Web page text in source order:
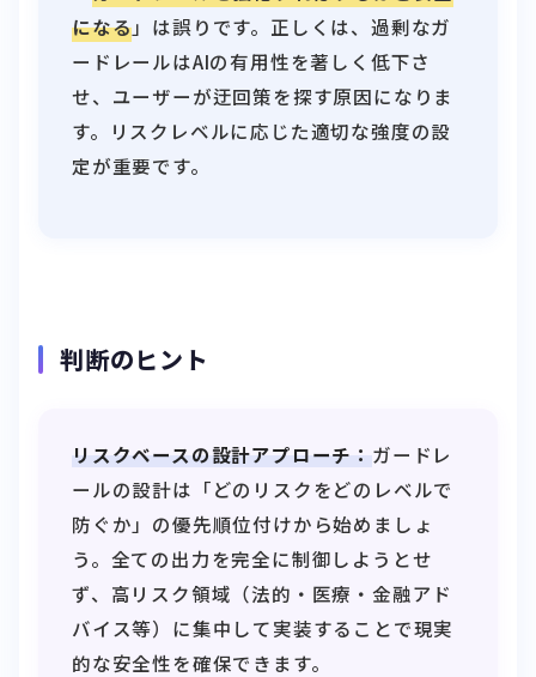
になる」は誤りです。正しくは、過剰なガ
ードレールはAIの有用性を著しく低下さ
せ、ユーザーが迂回策を探す原因になりま
す。リスクレベルに応じた適切な強度の設
定が重要です。
判断のヒント
リスクベースの設計アプローチ： ガードレ
ールの設計は「どのリスクをどのレベルで
防ぐか」の優先順位付けから始めましょ
う。全ての出力を完全に制御しようとせ
ず、高リスク領域（法的・医療・金融アド
バイス等）に集中して実装することで現実
的な安全性を確保できます。